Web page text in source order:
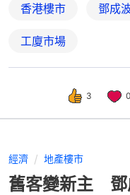
香港樓市 鄧成
工廈市場
3 0
經濟 地產樓市
舊客變新主 鄧